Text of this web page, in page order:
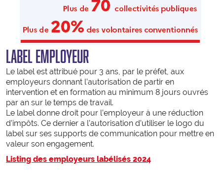
Conduite
Chutes
Noyades
Staying alive
SE FORMER
Centre de formation d’incendie et de secours
Référentiels internes d’organisation de la formation
ENASIS
Activités physiques et sportives
Prévention et secours civique
LABEL EMPLOYEUR
Le label est attribué pour 3 ans, par le préfet, aux
employeurs donnant l’autorisation de partir en
intervention et en formation au minimum 8 jours ouvrés
par an sur le temps de travail.
Le label donne droit pour l’employeur à une réduction
d’impôts. Ce dernier a l’autorisation d’utiliser le logo du
label sur ses supports de communication pour mettre en
valeur son engagement.
Listing des employeurs labélisés 2024